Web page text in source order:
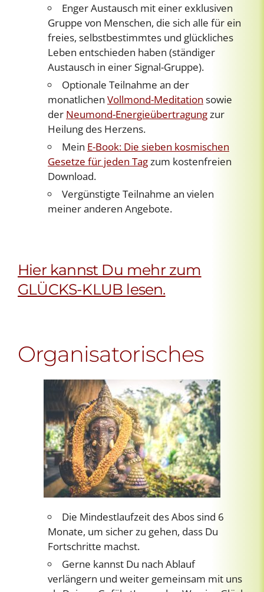
Enger Austausch mit einer exklusiven
Gruppe von Menschen, die sich alle für ein
freies, selbstbestimmtes und glückliches
Leben entschieden haben (ständiger
Austausch in einer Signal-Gruppe).
Optionale Teilnahme an der
monatlichen Vollmond-Meditation sowie
der Neumond-Energieübertragungzur
Heilung des Herzens.
Mein E-Book: Die sieben kosmischen
Gesetze für jeden Tagzum kostenfreien
Download.
Vergünstigte Teilnahme an vielen
meiner anderen Angebote.
Hier kannst Du mehr zum
GLÜCKS-KLUB lesen.
Organisatorisches
Die Mindestlaufzeit des Abos sind 6
Monate, um sicher zu gehen, dass Du
Fortschritte machst.
Gerne kannst Du nach Ablauf
verlängern und weiter gemeinsam mit uns